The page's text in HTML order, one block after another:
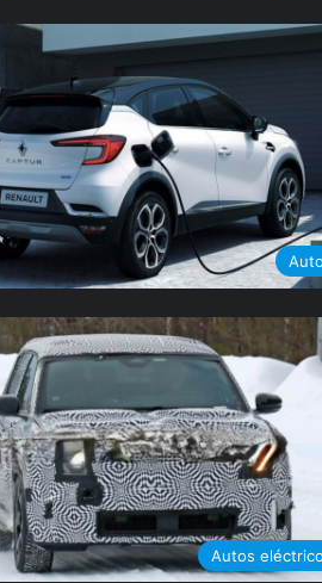
Autos